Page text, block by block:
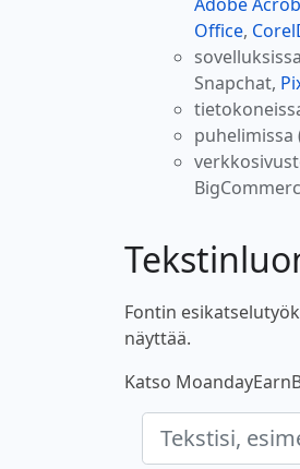
Office,
Snapchat,
puhelimissa
Fontin
näyttää.
Katso